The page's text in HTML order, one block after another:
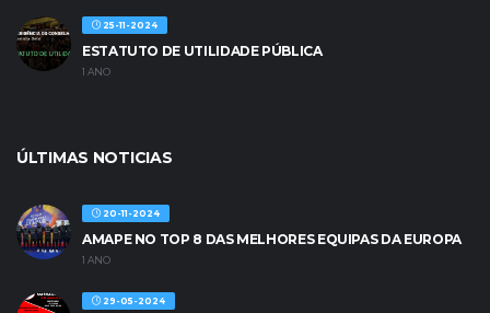
25-11-2024
ESTATUTO DE UTILIDADE PÚBLICA
1 ANO
ÚLTIMAS NOTICIAS
20-11-2024
AMAPE NO TOP 8 DAS MELHORES EQUIPAS DA EUROPA
1 ANO
29-05-2024